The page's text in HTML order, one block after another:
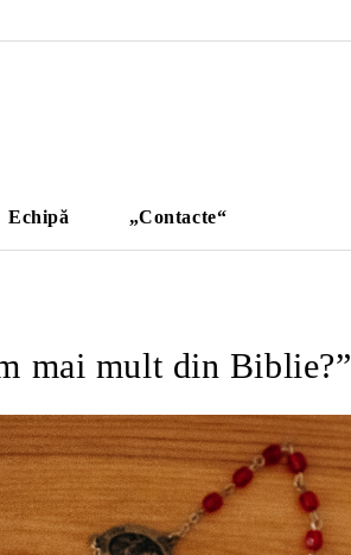
Echipă „Contacte“
mai mult din Biblie?”